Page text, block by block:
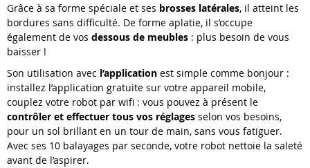
Grâce à sa forme spéciale et ses brosses latérales, il atteint les
bordures sans difficulté. De forme aplatie, il s’occupe
également de vos dessous de meubles : plus besoin de vous
baisser !
Son utilisation avec l’application est simple comme bonjour :
installez l’application gratuite sur votre appareil mobile,
couplez votre robot par wifi : vous pouvez à présent le
contrôler et effectuer tous vos réglages selon vos besoins,
pour un sol brillant en un tour de main, sans vous fatiguer.
Avec ses 10 balayages par seconde, votre robot nettoie la saleté
avant de l’aspirer.